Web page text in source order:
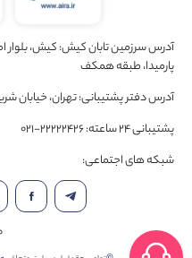
آدرس سرزمین تابان کیش: کیش، بلوار
پارمیدا، طبقه همکف
آدرس دفتر پشتیبانی: تهران، خیابان
پشتیبانی 24 ساعته: 22222426-021
شبکه های اجتماعی: